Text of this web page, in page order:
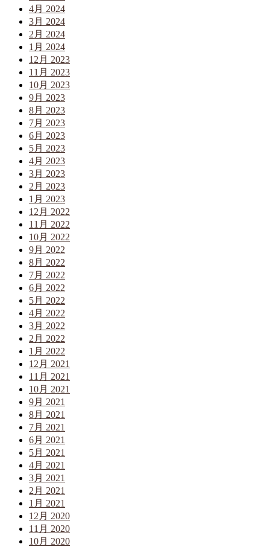
4月 2024
3月 2024
2月 2024
1月 2024
12月 2023
11月 2023
10月 2023
9月 2023
8月 2023
7月 2023
6月 2023
5月 2023
4月 2023
3月 2023
2月 2023
1月 2023
12月 2022
11月 2022
10月 2022
9月 2022
8月 2022
7月 2022
6月 2022
5月 2022
4月 2022
3月 2022
2月 2022
1月 2022
12月 2021
11月 2021
10月 2021
9月 2021
8月 2021
7月 2021
6月 2021
5月 2021
4月 2021
3月 2021
2月 2021
1月 2021
12月 2020
11月 2020
10月 2020